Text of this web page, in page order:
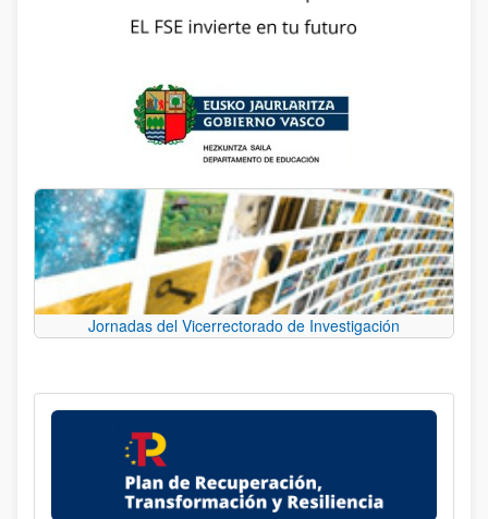
Jornadas del Vicerrectorado de Investigación